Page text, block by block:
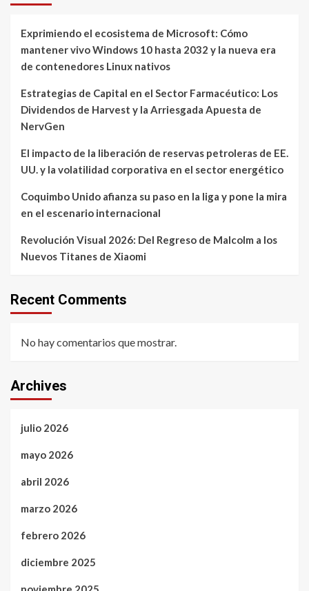
Exprimiendo el ecosistema de Microsoft: Cómo
mantener vivo Windows 10 hasta 2032 y la nueva era
de contenedores Linux nativos
Estrategias de Capital en el Sector Farmacéutico: Los
Dividendos de Harvest y la Arriesgada Apuesta de
NervGen
El impacto de la liberación de reservas petroleras de EE.
UU. y la volatilidad corporativa en el sector energético
Coquimbo Unido afianza su paso en la liga y pone la mira
en el escenario internacional
Revolución Visual 2026: Del Regreso de Malcolm a los
Nuevos Titanes de Xiaomi
Recent Comments
No hay comentarios que mostrar.
Archives
julio 2026
mayo 2026
abril 2026
marzo 2026
febrero 2026
diciembre 2025